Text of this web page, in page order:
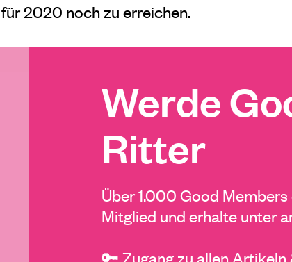
2020 noch zu erreichen.
Werde
Ritter
Über 1.000 Good
Mitglied und erhalte unter
🔑 Zugang zu allen Artikeln